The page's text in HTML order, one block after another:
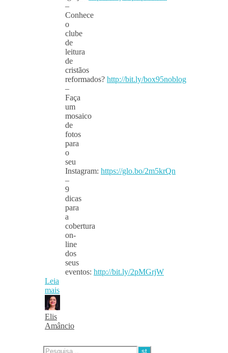
–
Conhece
o
clube
de
leitura
de
cristãos
reformados? http://bit.ly/box95noblog
–
Faça
um
mosaico
de
fotos
para
o
seu
Instagram: https://glo.bo/2m5krQn
–
9
dicas
para
a
cobertura
on-
line
dos
seus
eventos: http://bit.ly/2pMGrjW
Leia
mais
Elis
Amâncio